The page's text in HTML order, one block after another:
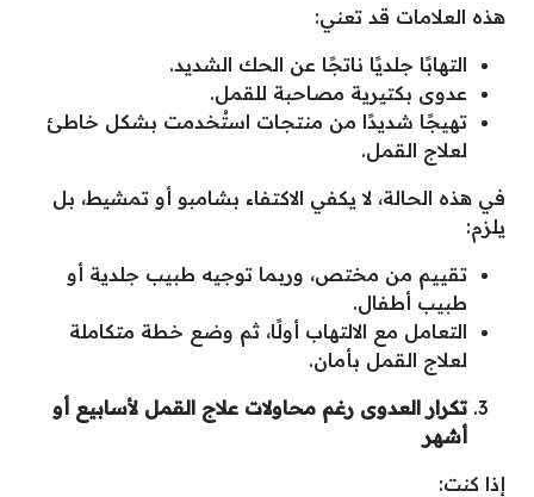
هذه العلامات قد تعني:
التهابًا جلديًا ناتجًا عن الحك الشديد.
عدوى بكتيرية مصاحبة للقمل.
تهيجًا شديدًا من منتجات استُخدمت بشكل خاطئ
لعلاج القمل.
في هذه الحالة، لا يكفي الاكتفاء بشامبو أو تمشيط، بل
يلزم:
تقييم من مختص، وربما توجيه طبيب جلدية أو
طبيب أطفال.
التعامل مع الالتهاب أولًا، ثم وضع خطة متكاملة
لعلاج القمل بأمان.
تكرار العدوى رغم محاولات علاج القمل لأسابيع أو
أشهر
إذا كنت: